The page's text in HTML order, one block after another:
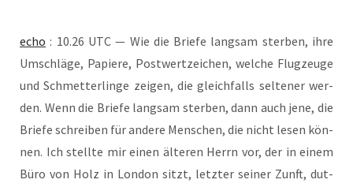
echo : 10.26 UTC — Wie die Brie­fe lang­sam ster­ben, ihre
Umschlä­ge, Papie­re, Post­wert­zei­chen, wel­che Flug­zeu­ge
und Schmet­ter­lin­ge zei­gen, die gleich­falls sel­te­ner wer­
den. Wenn die Brie­fe lang­sam ster­ben, dann auch jene, die
Brie­fe schrei­ben für ande­re Men­schen, die nicht lesen kön­
nen. Ich stell­te mir einen älte­ren Herrn vor, der in einem
Büro von Holz in Lon­don sitzt, letz­ter sei­ner Zunft, dut­